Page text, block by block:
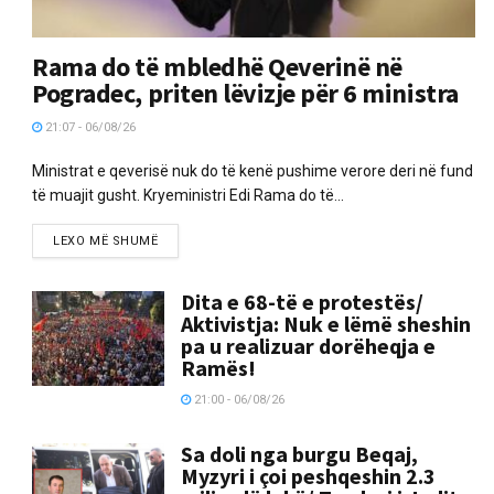
Rama do të mbledhë Qeverinë në
Pogradec, priten lëvizje për 6 ministra
21:07 - 06/08/26
Ministrat e qeverisë nuk do të kenë pushime verore deri në fund
të muajit gusht. Kryeministri Edi Rama do të...
LEXO MË SHUMË
Dita e 68-të e protestës/
Aktivistja: Nuk e lëmë sheshin
pa u realizuar dorëheqja e
Ramës!
21:00 - 06/08/26
Sa doli nga burgu Beqaj,
Myzyri i çoi peshqeshin 2.3